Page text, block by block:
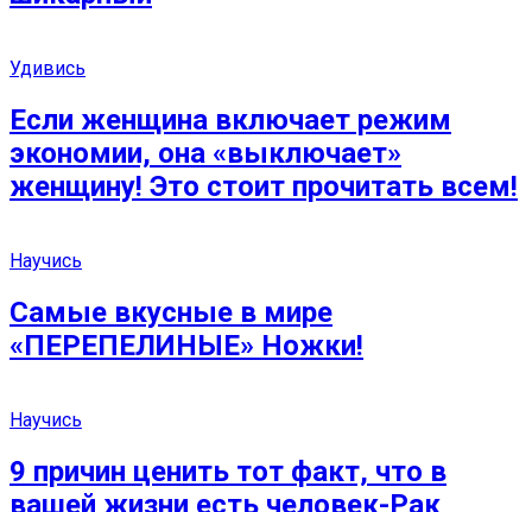
Удивись
Если женщина включает режим
экономии, она «выключает»
женщину! Это стоит прочитать всем!
Научись
Самые вкусные в мире
«ПЕРЕПЕЛИНЫЕ» Ножки!
Научись
9 причин ценить тот факт, что в
вашей жизни есть человек-Рак